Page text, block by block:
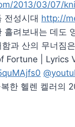
2013/03/07/
전성시대 http://
려보내는 데도
과 산의 무너짐
Fortune | Lyrics
한 헬렌 켈러의